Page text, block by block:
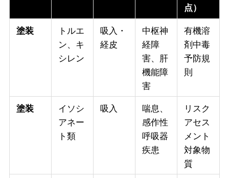
点）
塗装
トルエ
ン、キ
シレン
吸入・
経皮
中枢神
経障
害、肝
機能障
害
有機溶
剤中毒
予防規
則
塗装
イソシ
アネー
ト類
吸入
喘息、
感作性
呼吸器
疾患
リスク
アセス
メント
対象物
質